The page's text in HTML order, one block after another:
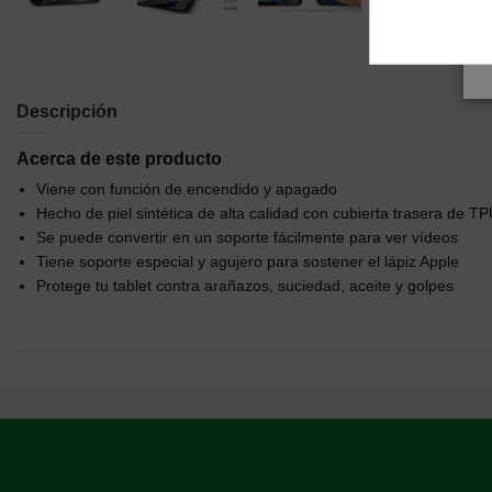
Descripción
Acerca de este producto
Viene con función de encendido y apagado
Hecho de piel sintética de alta calidad con cubierta trasera de
Se puede convertir en un soporte fácilmente para ver vídeos
Tiene soporte especial y agujero para sostener el lápiz Apple
Protege tu tablet contra arañazos, suciedad, aceite y golpes